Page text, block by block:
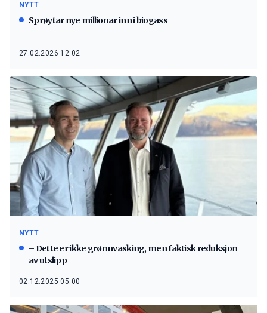
NYTT
Sprøytar nye millionar inn i biogass
27.02.2026 12:02
NYTT
– Dette er ikke grønnvasking, men faktisk reduksjon
av utslipp
02.12.2025 05:00